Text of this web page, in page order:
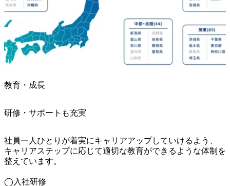
教育・成長
研修・サポートも充実
社員一人ひとりが着実にキャリアアップしていけるよう、
キャリアステップに応じて適切な教育ができるような体制を
整えています。
◯入社研修